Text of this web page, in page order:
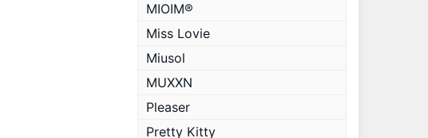
MIOIM®
Miss Lovie
Miusol
MUXXN
Pleaser
Pretty Kitty